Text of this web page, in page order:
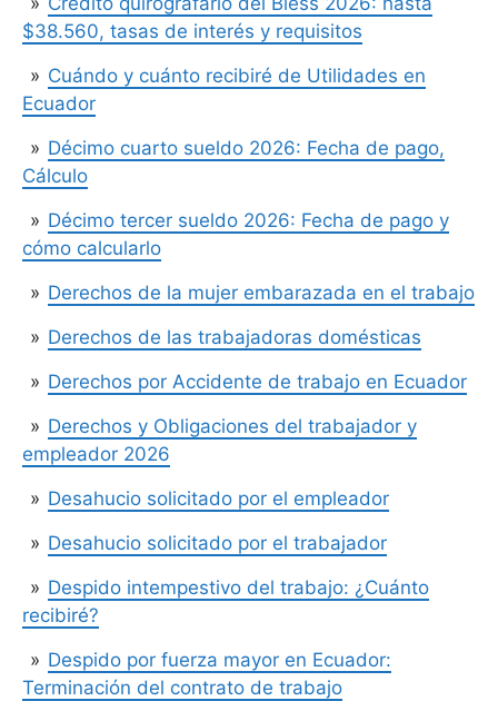
$38.560, tasas de interés y requisitos
Cuándo y cuánto recibiré de Utilidades en
Ecuador
Décimo cuarto sueldo 2026: Fecha de pago,
Cálculo
Décimo tercer sueldo 2026: Fecha de pago y
cómo calcularlo
Derechos de la mujer embarazada en el trabajo
Derechos de las trabajadoras domésticas
Derechos por Accidente de trabajo en Ecuador
Derechos y Obligaciones del trabajador y
empleador 2026
Desahucio solicitado por el empleador
Desahucio solicitado por el trabajador
Despido intempestivo del trabajo: ¿Cuánto
recibiré?
Despido por fuerza mayor en Ecuador:
Terminación del contrato de trabajo